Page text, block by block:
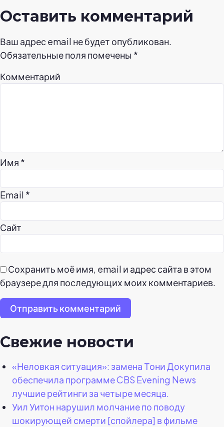
Оставить комментарий
Ваш адрес email не будет опубликован.
Обязательные поля помечены *
Комментарий
Имя *
Email *
Сайт
Сохранить моё имя, email и адрес сайта в этом
браузере для последующих моих комментариев.
Отправить комментарий
Свежие новости
«Неловкая ситуация»: замена Тони Докупила
обеспечила программе CBS Evening News
лучшие рейтинги за четыре месяца.
Уил Уитон нарушил молчание по поводу
шокирующей смерти [спойлера] в фильме